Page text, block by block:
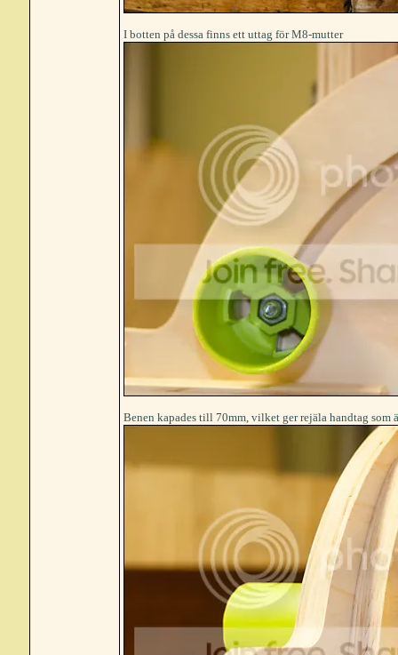
I botten på dessa finns ett uttag för M8-mutter
Benen kapades till 70mm, vilket ger rejäla handtag som